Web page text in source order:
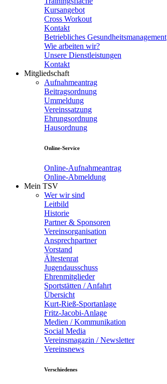
Kursangebot
Cross Workout
Kontakt
Betriebliches Gesundheitsmanagement
Wie arbeiten wir?
Unsere Dienstleistungen
Kontakt
Mitgliedschaft
Aufnahmeantrag
Beitragsordnung
Ummeldung
Vereinssatzung
Ehrungsordnung
Hausordnung
Online-Service
Online-Aufnahmeantrag
Online-Abmeldung
Mein TSV
Wer wir sind
Leitbild
Historie
Partner & Sponsoren
Vereinsorganisation
Ansprechpartner
Vorstand
Ältestenrat
Jugendausschuss
Ehrenmitglieder
Sportstätten / Anfahrt
Übersicht
Kurt-Rieß-Sportanlage
Fritz-Jacobi-Anlage
Medien / Kommunikation
Social Media
Vereinsmagazin / Newsletter
Vereinsnews
Verschiedenes